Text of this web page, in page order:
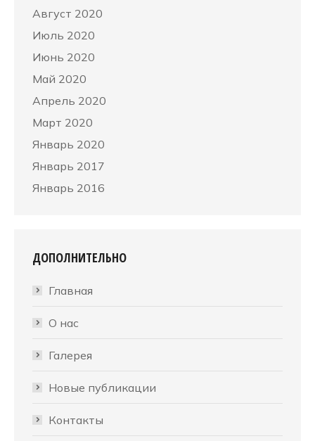
Август 2020
Июль 2020
Июнь 2020
Май 2020
Апрель 2020
Март 2020
Январь 2020
Январь 2017
Январь 2016
ДОПОЛНИТЕЛЬНО
Главная
О нас
Галерея
Новые публикации
Контакты